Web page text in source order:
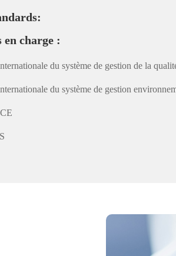
en charge :
du système de gestion de la
du système de gestion